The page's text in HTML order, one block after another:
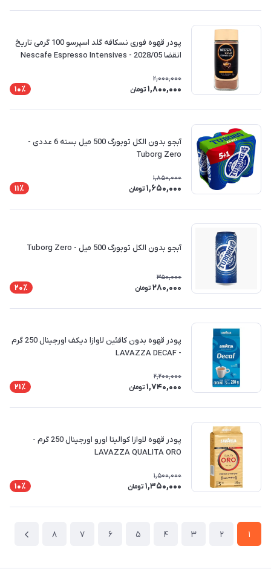
پودر قهوه فوری نسکافه گلد اسپرسو 100 گرمی تاریخ
انقضا 2028/05 - Nescafe Espresso Intensives
2,000,000
1,800,000 تومان 10٪
آبجو بدون الکل توبورگ 500 میل بسته 6 عددی -
Tuborg Zero
1,850,000
1,650,000 تومان 11٪
آبجو بدون الکل توبورگ 500 میل - Tuborg Zero
350,000
280,000 تومان 20٪
پودر قهوه بدون کافئین لاوازا دیکف اورجینال 250 گرم
- LAVAZZA DECAF
2,200,000
1,740,000 تومان 21٪
پودر قهوه لاوازا کوالیتا اورو اورجینال 250 گرم -
LAVAZZA QUALITA ORO
1,500,000
1,350,000 تومان 10٪
1
2
3
4
5
6
7
8